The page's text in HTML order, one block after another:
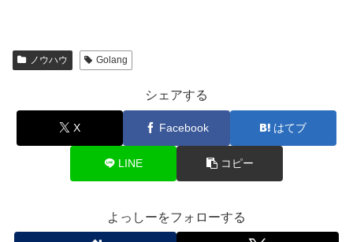
ノウハウ Golang
シェアする
X Facebook はてブ
LINE コピー
よっしーをフォローする